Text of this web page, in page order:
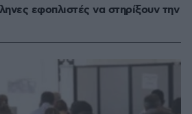
εφοπλιστές να στηρίξουν την